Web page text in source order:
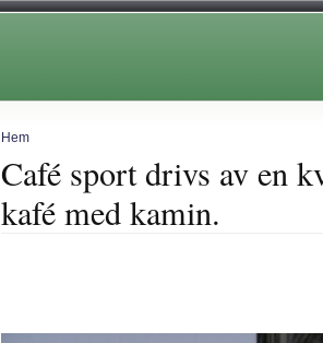
Hem
Café sport drivs av en
kafé med kamin.